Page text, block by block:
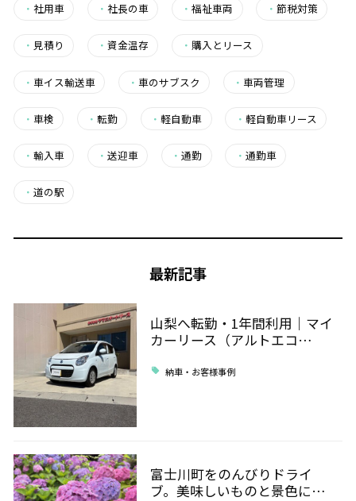
・ 社用車 ・社長の車 ・福祉車両 ・ 節税対策
・ 見積り ・資金温存 ・ 購入とリース
・ 車イス輸送車 ・ 車のサブスク ・ 車両管理
・ 車検 ・転勤 ・軽自動車 ・ 軽自動車リース
・ 輸入車 ・送迎車 ・通勤 ・ 通勤車
・ 道の駅
最新記事
山梨へ転勤・1年間利用｜マイ
カーリース（アルトエコ…
納車・お客様事例
富士川町をのんびりドライ
ブ。美味しいものと景色に…